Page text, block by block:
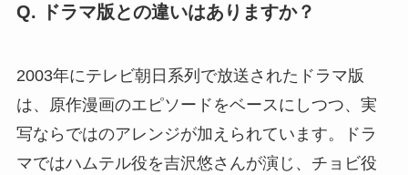
Q. ドラマ版との違いはありますか？
2003年にテレビ朝日系列で放送されたドラマ版
は、原作漫画のエピソードをベースにしつつ、実
写ならではのアレンジが加えられています。ドラ
マではハムテル役を吉沢悠さんが演じ、チョビ役